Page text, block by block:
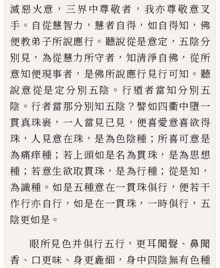
滅惡火意 ， 三界中尊敬者 ， 我亦尊敬意 叉
手 。 自從慧智力 ， 慧者自得 ， 如自得知 ， 佛
便教弟子所說應行 。 聽說從是意定 ， 五陰分
別見 ， 為從慧力所守者 ， 知清淨自佛 ， 從所
意知便現事者 ， 是佛所說應行 見行可知 。 聽
說意從是定分別五陰 。 行道者當知分別五
陰 。行者當那分別知五陰 ？ 譬如四衢中墮一
貫真珠裹 ， 一人當見已見 ， 便喜愛意喜欲得
珠 ， 人見意在珠 ， 是為色陰種 ； 所喜可意是
為痛痒種 ； 若上頭如是名為貫珠 ， 是為思想
種 ； 若意生欲取貫珠 ， 是為行種 ； 從是知 ，
為識種 。 如是五種意在一貫珠俱行 ， 便若干
作行亦自行 ， 如是在一貫珠 ， 一時俱行 ， 五
陰更如是 。
眼所見色并俱行五行 ， 更耳聞聲 、 鼻聞
香 、 口更味 、 身更麁細 ， 身中四陰無有色種